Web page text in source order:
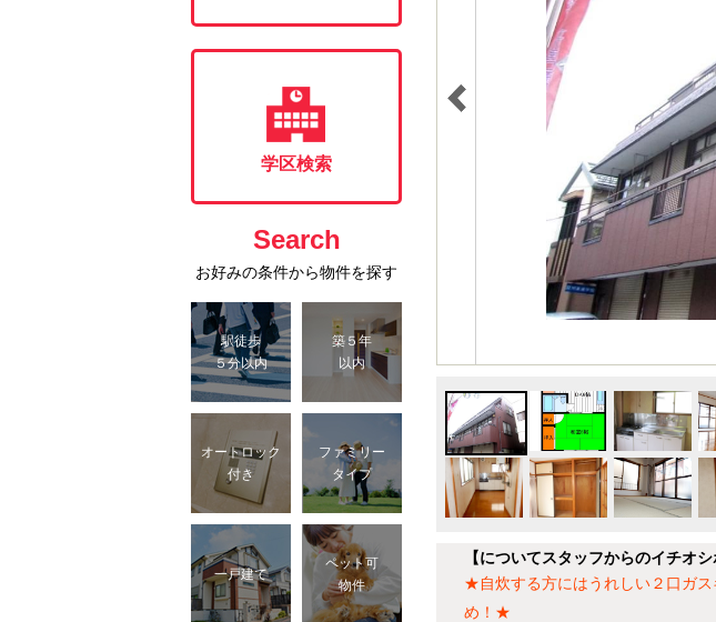
【についてスタッフからのイチオシ
★自炊する方にはうれしい２口ガ
め！★
学区検索
Search
お好みの条件から物件を探す
駅徒歩
５分以内
築５年
以内
オートロック
付き
ファミリー
タイプ
一戸建て
ペット可
物件